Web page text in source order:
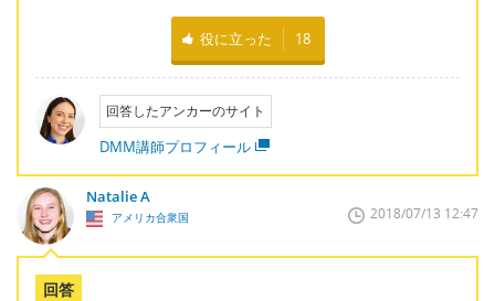
役に立った 18
回答したアンカーのサイト
DMM講師プロフィール
Natalie A
アメリカ合衆国 2018/07/13 12:47
回答